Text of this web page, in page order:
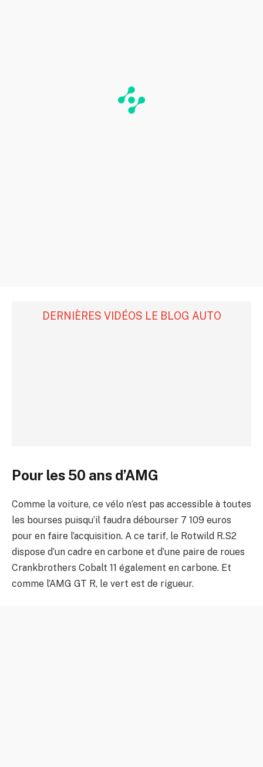
DERNIÈRES VIDÉOS LE BLOG AUTO
Pour les 50 ans d’AMG
Comme la voiture, ce vélo n’est pas accessible à toutes
les bourses puisqu’il faudra débourser 7 109 euros
pour en faire l’acquisition. A ce tarif, le Rotwild R.S2
dispose d’un cadre en carbone et d’une paire de roues
Crankbrothers Cobalt 11 également en carbone. Et
comme l’AMG GT R, le vert est de rigueur.